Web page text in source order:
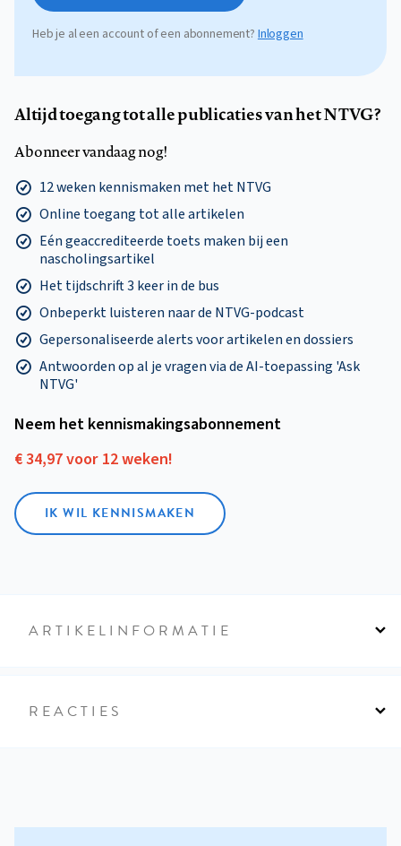
Heb je al een account of een abonnement? Inloggen
Altijd toegang tot alle publicaties van het NTVG?
Abonneer vandaag nog!
12 weken kennismaken met het NTVG
Online toegang tot alle artikelen
Eén geaccrediteerde toets maken bij een
nascholingsartikel
Het tijdschrift 3 keer in de bus
Onbeperkt luisteren naar de NTVG-podcast
Gepersonaliseerde alerts voor artikelen en dossiers
Antwoorden op al je vragen via de AI-toepassing 'Ask
NTVG'
Neem het kennismakings­abonnement
€ 34,97 voor 12 weken!
IK WIL KENNISMAKEN
ARTIKELINFORMATIE
REACTIES